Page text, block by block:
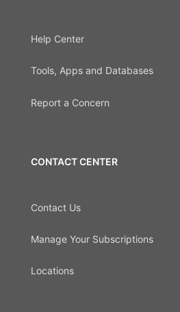
Help Center
Tools, Apps and Databases
Report a Concern
CONTACT CENTER
Contact Us
Manage Your Subscriptions
Locations